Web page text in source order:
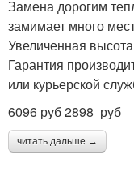
Замена дорогим
замимает много
Увеличенная
Гарантия
или курьерской
6096 руб 2898 руб
читать дальше →